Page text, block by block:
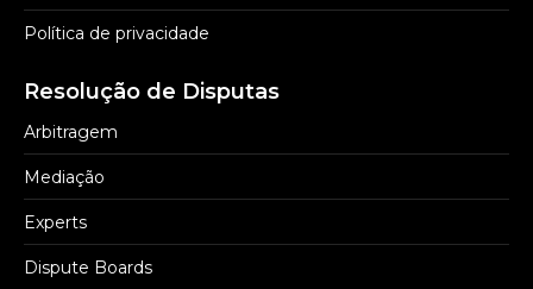
Política de privacidade
Resolução de Disputas
Arbitragem
Mediação
Experts
Dispute Boards